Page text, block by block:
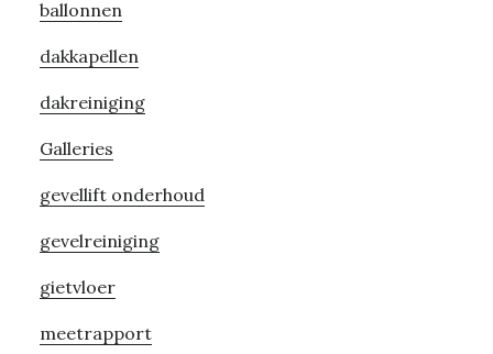
ballonnen
dakkapellen
dakreiniging
Galleries
gevellift onderhoud
gevelreiniging
gietvloer
meetrapport